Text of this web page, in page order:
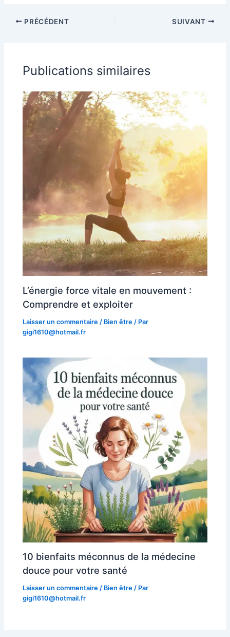
PRÉCÉDENT SUIVANT
Publications similaires
L’énergie force vitale en mouvement :
Comprendre et exploiter
Laisser un commentaire / Bien être / Par
gigi1610@hotmail.fr
10 bienfaits méconnus de la médecine
douce pour votre santé
Laisser un commentaire / Bien être / Par
gigi1610@hotmail.fr